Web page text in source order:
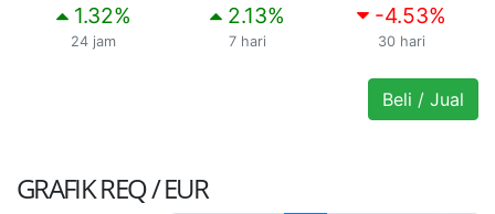
1.32%
24 jam
2.13%
7 hari
-4.53%
30 hari
Beli / Jual
GRAFIKREQ / EUR